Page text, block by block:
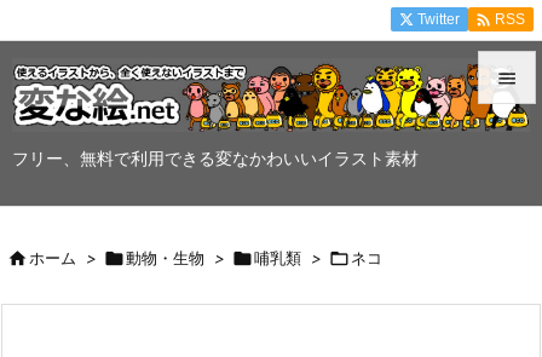
フリー、無料で利用できる変なかわいいイラスト素材


Twitter  RSS
ホーム > 動物・生物 > 哺乳類 > ネコ